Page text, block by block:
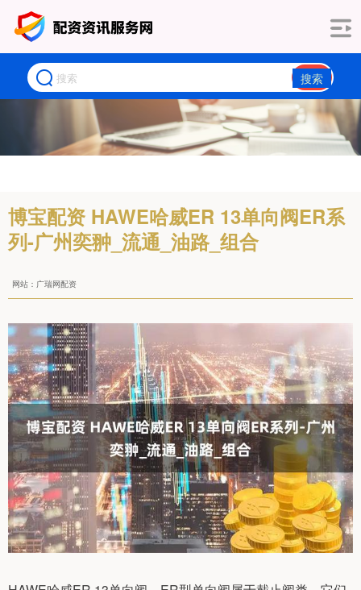
搜索
博宝配资 HAWE哈威ER 13单向阀ER系
列-广州奕翀_流通_油路_组合
网站：广瑞网配资